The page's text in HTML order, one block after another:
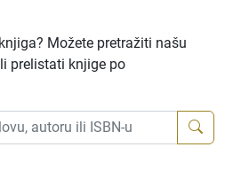
Možete pretražiti našu
prelistati knjige po